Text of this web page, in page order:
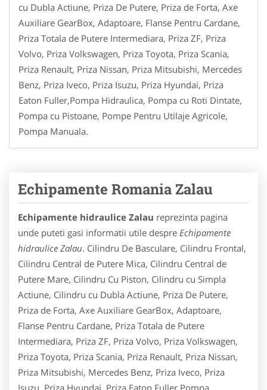
cu Dubla Actiune, Priza De Putere, Priza de Forta, Axe
Auxiliare GearBox, Adaptoare, Flanse Pentru Cardane,
Priza Totala de Putere Intermediara, Priza ZF, Priza
Volvo, Priza Volkswagen, Priza Toyota, Priza Scania,
Priza Renault, Priza Nissan, Priza Mitsubishi, Mercedes
Benz, Priza Iveco, Priza Isuzu, Priza Hyundai, Priza
Eaton Fuller,Pompa Hidraulica, Pompa cu Roti Dintate,
Pompa cu Pistoane, Pompe Pentru Utilaje Agricole,
Pompa Manuala.
Echipamente Romania Zalau
Echipamente hidraulice Zalau reprezinta pagina
unde puteti gasi informatii utile despre Echipamente
hidraulice Zalau. Cilindru De Basculare, Cilindru Frontal,
Cilindru Central de Putere Mica, Cilindru Central de
Putere Mare, Cilindru Cu Piston, Cilindru cu Simpla
Actiune, Cilindru cu Dubla Actiune, Priza De Putere,
Priza de Forta, Axe Auxiliare GearBox, Adaptoare,
Flanse Pentru Cardane, Priza Totala de Putere
Intermediara, Priza ZF, Priza Volvo, Priza Volkswagen,
Priza Toyota, Priza Scania, Priza Renault, Priza Nissan,
Priza Mitsubishi, Mercedes Benz, Priza Iveco, Priza
Isuzu, Priza Hyundai, Priza Eaton Fuller,Pompa